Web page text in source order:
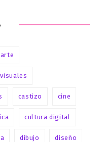
arte
castizo cine
cultura digital
dibujo diseño